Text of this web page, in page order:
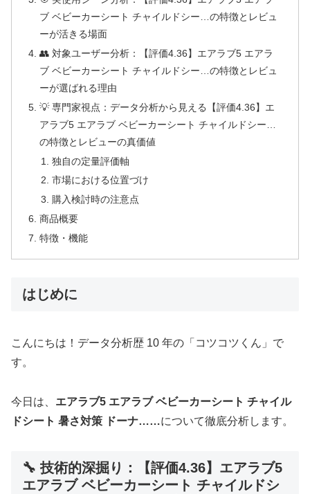
ブ ベビーカーシート チャイルドシー…の特徴とレビュ
ーが活きる場面
👥 対象ユーザー分析：【評価4.36】エアラブ5 エアラ
ブ ベビーカーシート チャイルドシー…の特徴とレビュ
ーが選ばれる理由
💡 専門家視点：データ分析から見える【評価4.36】エ
アラブ5 エアラブ ベビーカーシート チャイルドシー…
の特徴とレビューの真価値
独自の定量評価軸
市場における位置づけ
購入検討時の注意点
商品概要
特徴・機能
はじめに
こんにちは！データ分析歴 10 年の「コツコツくん」で
す。
今日は、 エアラブ5 エアラブ ベビーカーシート チャイル
ドシート 暑さ対策 ドーナ……について徹底分析します。
🔧 技術的深掘り：【評価4.36】エアラブ5
エアラブ ベビーカーシート チャイルドシ